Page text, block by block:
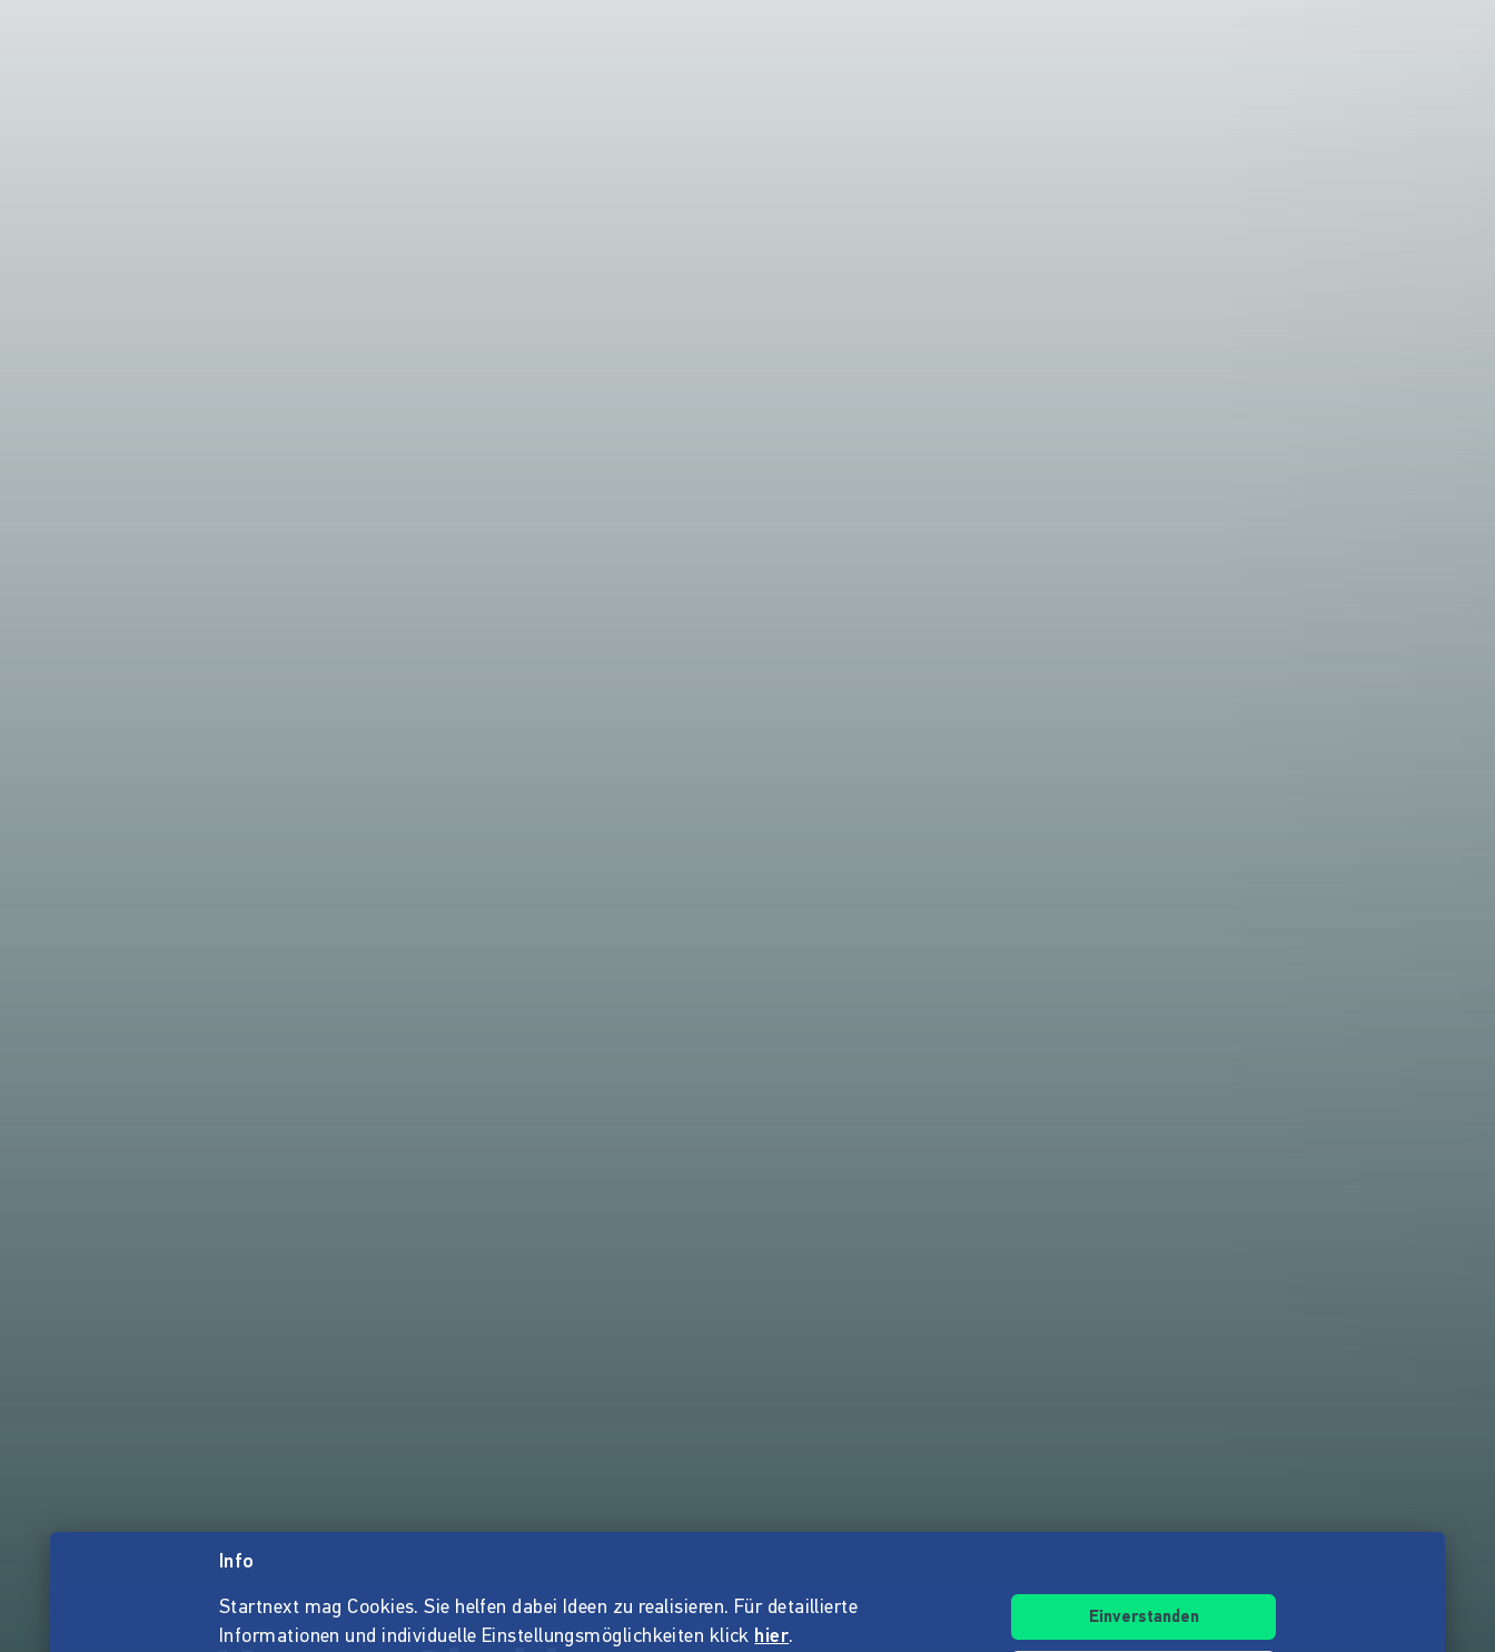
Info
Startnext mag Cookies. Sie helfen dabei Ideen zu realisieren. Für detaillierte
Informationen und individuelle Einstellungsmöglichkeiten klick hier.
Einverstanden